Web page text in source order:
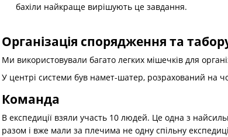
бахіли найкраще вирішують це завдання.
Організація спорядження та
Ми використовували багато легких мішечків для
У центрі системи був намет-шатер, розрахований на
Команда
В експедиції взяли участь 10 людей. Це одна з
разом і вже мали за плечима не одну спільну